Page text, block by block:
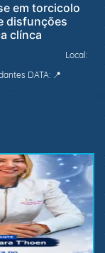
em torcicolo
disfunções
clínca
Local:
DATA: 📍